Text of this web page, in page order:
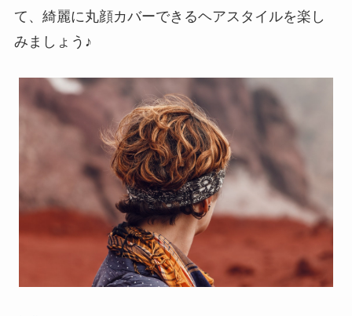
て、綺麗に丸顔カバーできるヘアスタイルを楽し
みましょう♪